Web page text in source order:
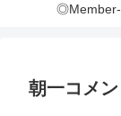
◎Member-
朝一コメ